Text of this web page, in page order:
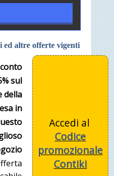
altre offerte vigenti
sul
della
in
Accedi al
Codice
promozionale
Contiki